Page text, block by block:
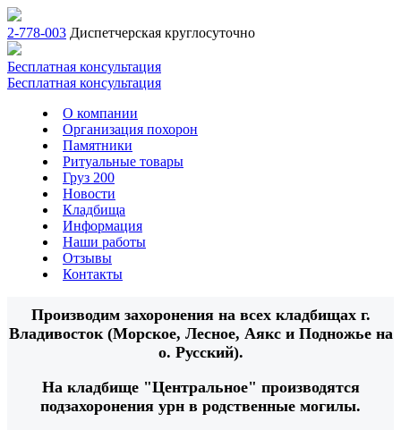
2-778-003 Диспетчерская круглосуточно
Бесплатная консультация
Бесплатная консультация
О компании
Организация похорон
Памятники
Ритуальные товары
Груз 200
Новости
Кладбища
Информация
Наши работы
Отзывы
Контакты
Производим захоронения на всех кладбищах г.
Владивосток (Морское, Лесное, Аякс и Подножье на
о. Русский).
На кладбище "Центральное" производятся
подзахоронения урн в родственные могилы.